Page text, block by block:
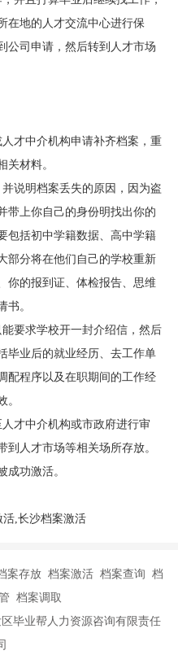
在地的人才交流中心进行保
公司申请，然后转到人才市场
才中介机构申请补齐档案，重
关材料。
说明档案丢失的原因，因为盗
带上你自己的身份明找出你的
包括初中学籍数据、高中学籍
部分将在他们自己的学校重新
你的报到证、体检报告、思维
。
要求学校开一封介绍信，然后
毕业后的就业经历、去工作单
配程序以及在职期间的工作经
才中介机构或市政府进行审
人才市场等相关场所存放。
功激活。
,长沙档案激活
案存放 档案激活 档案查询 档
档案调取
毕业帮人力资源咨询有限责任